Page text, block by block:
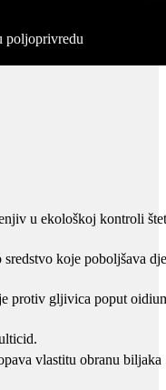
poljoprivredu
u ekološkoj kontroli
sredstvo koje poboljšava
protiv gljivica poput
vlastitu obranu biljaka